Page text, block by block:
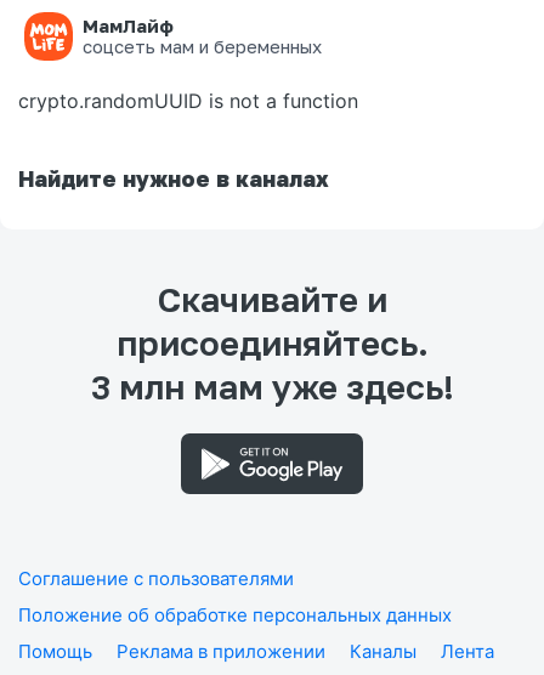
МамЛайф
соцсеть мам и беременных
Ошибка на странице
crypto.randomUUID is not a function
Найдите нужное в каналах
Скачивайте и
присоединяйтесь.
3 млн мам уже здесь!
Соглашение с пользователями
Положение об обработке персональных данных
Помощь
Реклама в приложении Каналы
Лента